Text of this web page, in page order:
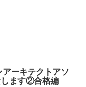
ーキテクトアソ
します②合格編